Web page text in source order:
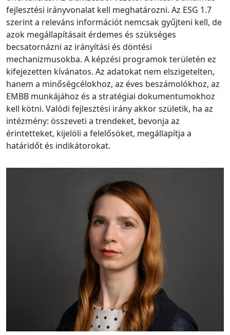
fejlesztési irányvonalat kell meghatározni. Az ESG 1.7
szerint a releváns információt nemcsak gyűjteni kell, de
azok megállapításait érdemes és szükséges
becsatornázni az irányítási és döntési
mechanizmusokba. A képzési programok területén ez
kifejezetten kívánatos. Az adatokat nem elszigetelten,
hanem a minőségcélokhoz, az éves beszámolókhoz, az
EMBB munkájához és a stratégiai dokumentumokhoz
kell kötni. Valódi fejlesztési irány akkor születik, ha az
intézmény: összeveti a trendeket, bevonja az
érintetteket, kijelöli a felelősöket, megállapítja a
határidőt és indikátorokat.